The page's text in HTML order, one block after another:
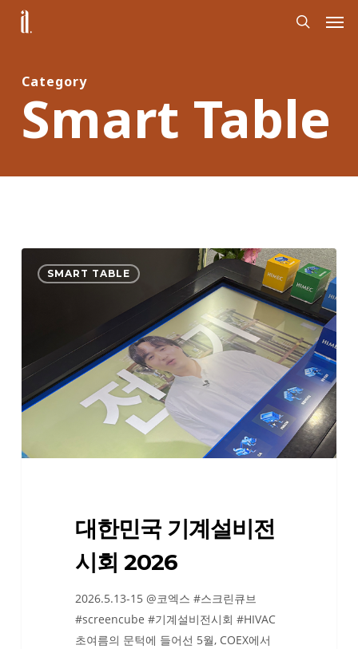
Skip
Category
Smart Table
계
설
비
SMART TABLE
대한민국 기계설비전
시회 2026
2026.5.13-15 @코엑스 #스크린큐브
#screencube #기계설비전시회 #HIVAC
초여름의 문턱에 들어선 5월, COEX에서